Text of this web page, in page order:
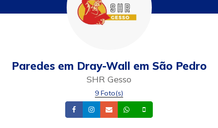
Paredes em Dray-Wall em São Pedro
SHR Gesso
9 Foto(s)
FacebookInstagram
Email Whatsapp